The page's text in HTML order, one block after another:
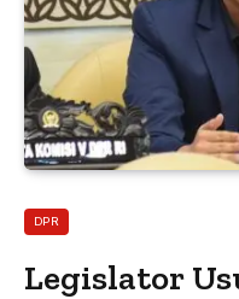
DPR
Legislator